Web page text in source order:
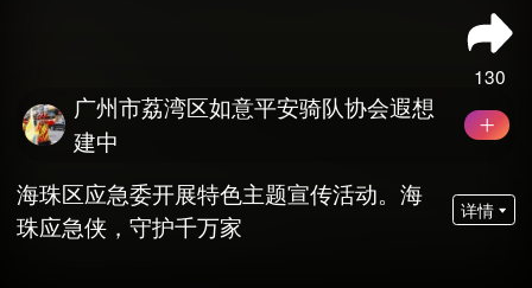
130
广州市荔湾区如意平安骑队协会遐想
建中
海珠区应急委开展特色主题宣传活动。海
珠应急侠，守护千万家
详情